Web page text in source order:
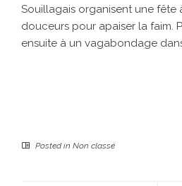
Souillagais organisent une fête
douceurs pour apaiser la faim.
ensuite à un vagabondage
Posted in Non classé